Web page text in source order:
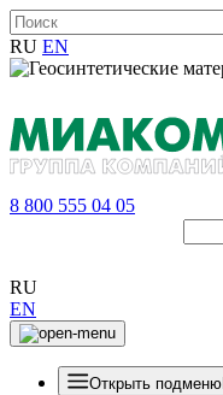
RU EN
8 800 555 04 05
RU
EN
Открыть подменю